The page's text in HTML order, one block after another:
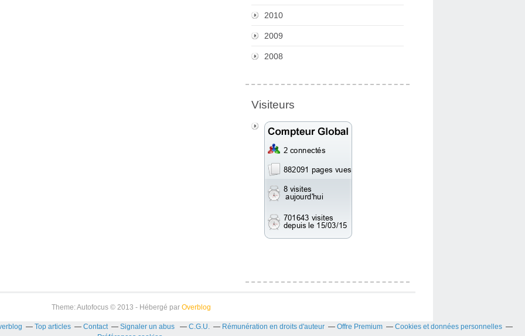
2010
2009
2008
Visiteurs
Theme: Autofocus © 2013 - Hébergé par Overblog
Top articles Contact Signaler un abus C.G.U. Rémunération en droits d'auteur Offre Premium
Cookies et données personnelles